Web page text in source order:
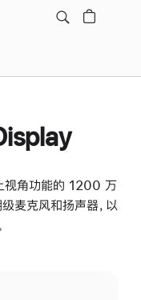
视角功能的 1200 万
麦克风和扬声器，以